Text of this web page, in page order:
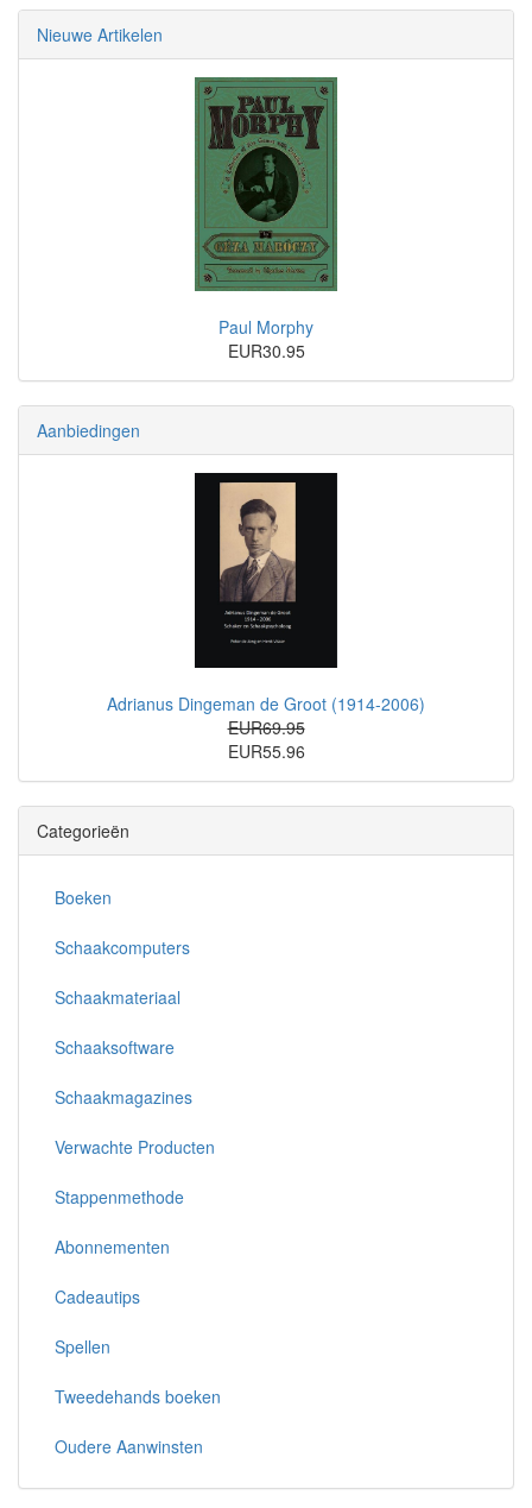
Nieuwe Artikelen
Paul Morphy
EUR30.95
Aanbiedingen
Adrianus Dingeman de Groot (1914-2006)
EUR69.95
EUR55.96
Categorieën
Boeken
Schaakcomputers
Schaakmateriaal
Schaaksoftware
Schaakmagazines
Verwachte Producten
Stappenmethode
Abonnementen
Cadeautips
Spellen
Tweedehands boeken
Oudere Aanwinsten